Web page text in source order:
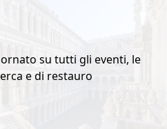
su tutti gli eventi, le
e di restauro